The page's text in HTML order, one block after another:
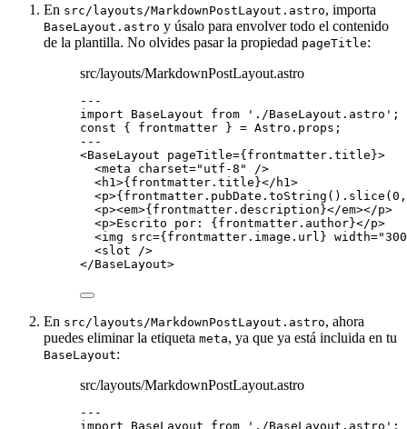
En src/layouts/MarkdownPostLayout.astro, importa
BaseLayout.astro y úsalo para envolver todo el contenido
de la plantilla. No olvides pasar la propiedad pageTitle:
src/layouts/MarkdownPostLayout.astro
---
import BaseLayout from ' ./BaseLayout.astro ' ;
const { frontmatter } = Astro . props ;
---
<BaseLayout pageTitle={ frontmatter . title }>
<meta charset=" utf-8 "
/>
<h1 >{ frontmatter . title }</ h1 >
<p>{ frontmatter . pubDate . toString () . slice ( 0 ,
<p><em>{ frontmatter . description }</em></p>
<p>Escrito por: { frontmatter . author }</p>
<img src={ frontmatter . image . url } width="300
<slot />
</BaseLayout>
En src/layouts/MarkdownPostLayout.astro, ahora
puedes eliminar la etiqueta meta, ya que ya está incluida en tu
BaseLayout:
src/layouts/MarkdownPostLayout.astro
---
import BaseLayout from ' ./BaseLayout.astro ' ;